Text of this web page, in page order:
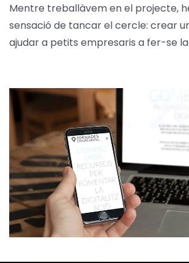
Mentre treballàvem en el projecte,
sensació de tancar el cercle: crear
ajudar a petits empresaris a fer-se